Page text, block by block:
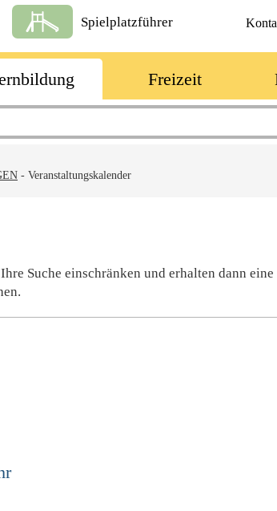
Spielplatzführer
Freizeit
- Veranstaltungskalender
Suche einschränken und erhalten dann eine